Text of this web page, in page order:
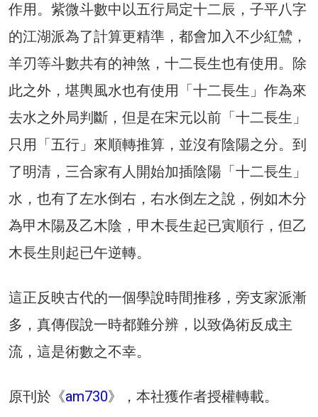
作用。紫微斗數中以五行局定十二辰，子平八字
的江湖派為了計算更精準，都會加入不少紅鷥，
羊刃等斗數共有的神煞，十二長生也有使用。除
此之外，堪輿風水也有使用「十二長生」作為來
去水之外局判斷，但是在宋元以前「十二長生」
只用「五行」來順轉推算，並沒有陰陽之分。到
了明清，三合家有人開始加插陰陽「十二長生」
水，也有了左水倒右，右水倒左之說，例如木分
為甲木陽及乙木陰，甲木長生起已寅順行，但乙
木長生則起已午逆轉。
這正反映古代的一個學說時間推移，旁支家派漸
多，真傳假說一時都難分辨，以致偽術反成主
流，這是術數之不幸。
原刊於《am730》，本社獲作者授權轉載。